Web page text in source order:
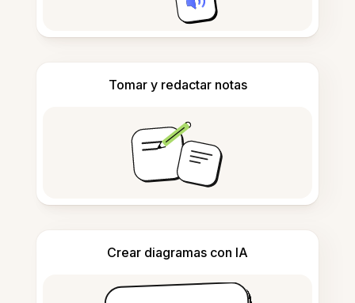
Tomar y redactar notas
Crear diagramas con IA